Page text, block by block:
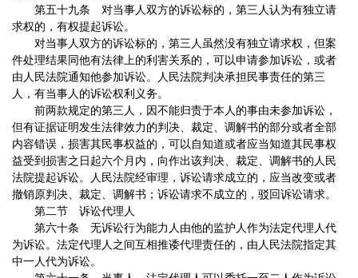
第五十九条 对当事人双方的诉讼标的，第三人认为有独立请
求权的，有权提起诉讼。
对当事人双方的诉讼标的，第三人虽然没有独立请求权，但案
件处理结果同他有法律上的利害关系的，可以申请参加诉讼，或者
由人民法院通知他参加诉讼。人民法院判决承担民事责任的第三
人，有当事人的诉讼权利义务。
前两款规定的第三人，因不能归责于本人的事由未参加诉讼，
但有证据证明发生法律效力的判决、裁定、调解书的部分或者全部
内容错误，损害其民事权益的，可以自知道或者应当知道其民事权
益受到损害之日起六个月内，向作出该判决、裁定、调解书的人民
法院提起诉讼。人民法院经审理，诉讼请求成立的，应当改变或者
撤销原判决、裁定、调解书；诉讼请求不成立的，驳回诉讼请求。
第二节 诉讼代理人
第六十条 无诉讼行为能力人由他的监护人作为法定代理人代
为诉讼。法定代理人之间互相推诿代理责任的，由人民法院指定其
中一人代为诉讼。